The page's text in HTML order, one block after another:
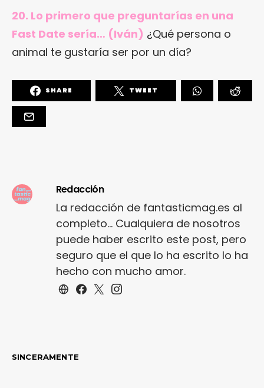
20. Lo primero que preguntarías en una
Fast Date sería… (Iván) ¿Qué persona o
animal te gustaría ser por un día?
SHARE TWEET
Redacción
La redacción de fantasticmag.es al
completo... Cualquiera de nosotros
puede haber escrito este post, pero
seguro que el que lo ha escrito lo ha
hecho con mucho amor.
SINCERAMENTE